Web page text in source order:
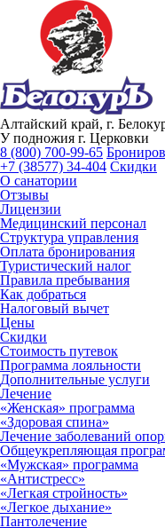
Алтайский край, г.
У подножия г. Церковки
8 (800) 700-99-65
+7 (38577) 34-404 Скидки
О санатории
Отзывы
Лицензии
Медицинский персонал
Структура управления
Оплата бронирования
Туристический налог
Правила пребывания
Как добраться
Налоговый вычет
Цены
Скидки
Стоимость путевок
Программа лояльности
Дополнительные услуги
Лечение
«Женская» программа
«Здоровая спина»
Лечение заболеваний
Общеукрепляющая
«Мужская» программа
«Антистресс»
«Легкая стройность»
«Легкое дыхание»
Пантолечение